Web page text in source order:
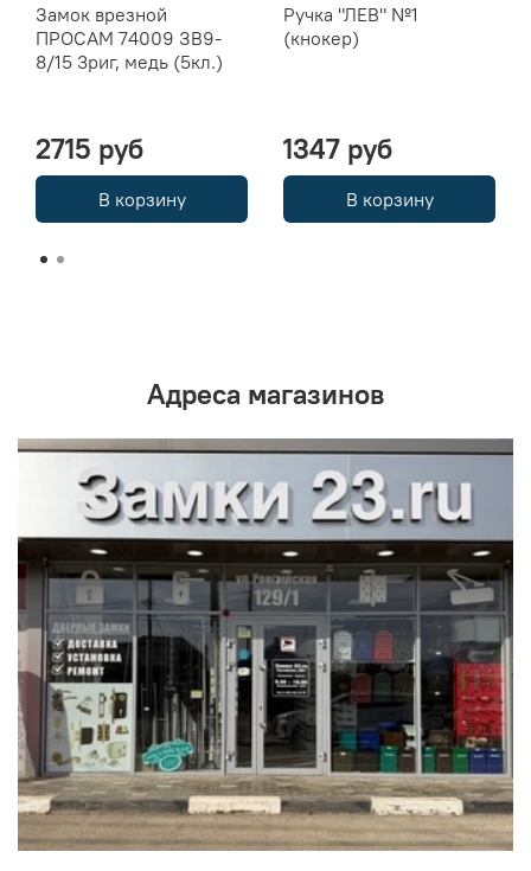
Замок врезной
ПРОСАМ 74009 ЗВ9-
8/15 3риг, медь (5кл.)
2715 руб
В корзину
Ручка "ЛЕВ" №1
(кнокер)
1347 руб
В корзину
Адреса магазинов